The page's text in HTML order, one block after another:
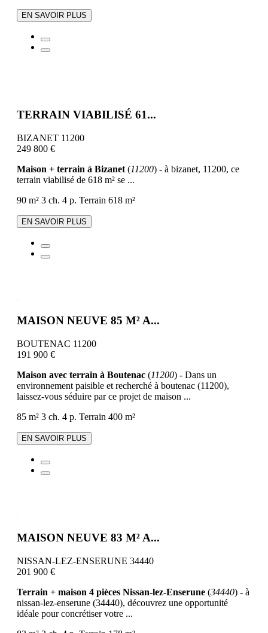
EN SAVOIR PLUS
TERRAIN VIABILISÉ 61...
BIZANET 11200
249 800 €
Maison + terrain à Bizanet (11200) - à bizanet, 11200, ce
terrain viabilisé de 618 m² se ...
90 m² 3 ch. 4 p. Terrain 618 m²
EN SAVOIR PLUS
MAISON NEUVE 85 M² A...
BOUTENAC 11200
191 900 €
Maison avec terrain à Boutenac (11200) - Dans un
environnement paisible et recherché à boutenac (11200),
laissez-vous séduire par ce projet de maison ...
85 m² 3 ch. 4 p. Terrain 400 m²
EN SAVOIR PLUS
MAISON NEUVE 83 M² A...
NISSAN-LEZ-ENSERUNE 34440
201 900 €
Terrain + maison 4 pièces Nissan-lez-Enserune (34440) - à
nissan-lez-enserune (34440), découvrez une opportunité
idéale pour concrétiser votre ...